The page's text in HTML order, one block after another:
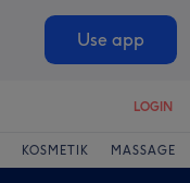
Use app
LOGIN
KOSMETIK MASSAGE